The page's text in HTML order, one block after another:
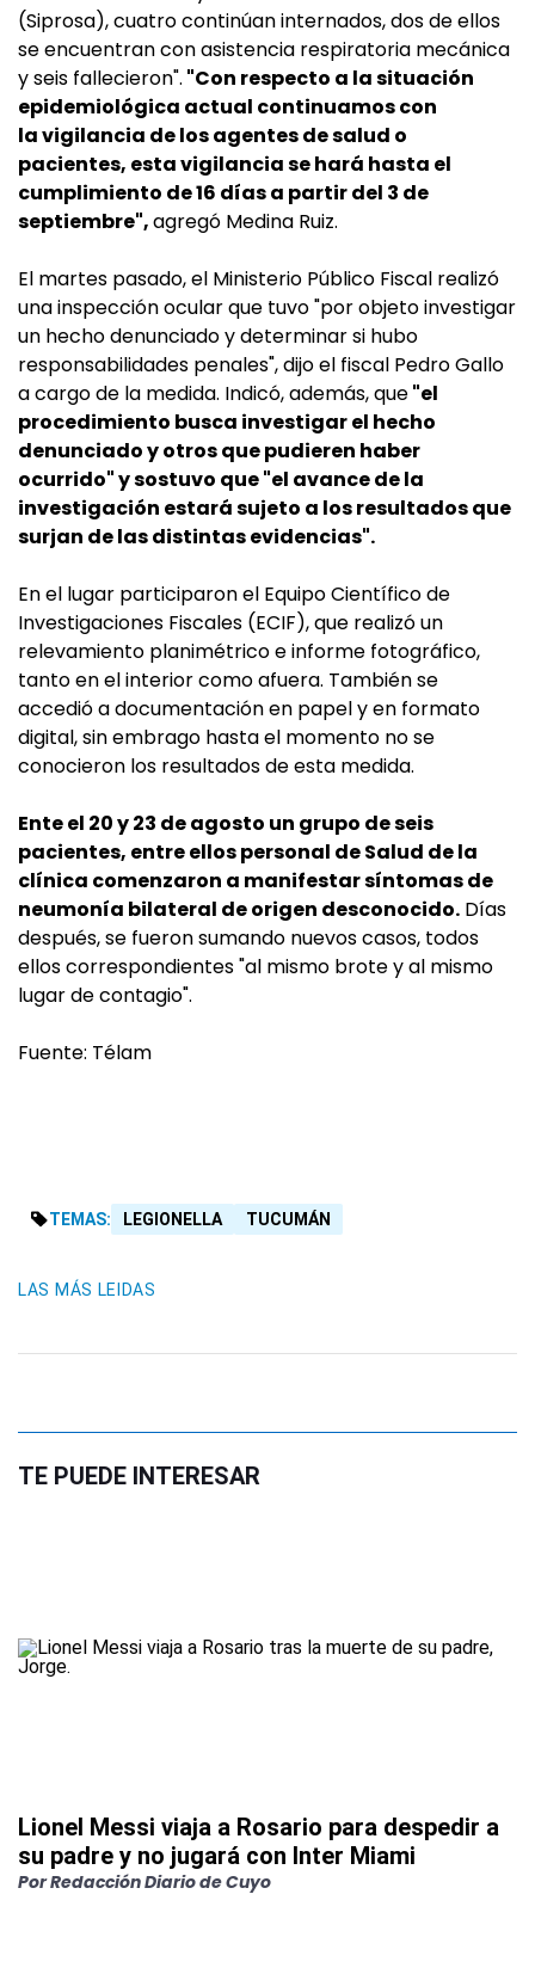
(Siprosa), cuatro continúan internados, dos de ellos
se encuentran con asistencia respiratoria mecánica
y seis fallecieron". "Con respecto a la situación
epidemiológica actual continuamos con
la vigilancia de los agentes de salud o
pacientes, esta vigilancia se hará hasta el
cumplimiento de 16 días a partir del 3 de
septiembre",agregó Medina Ruiz.
El martes pasado, el Ministerio Público Fiscal realizó
una inspección ocular que tuvo "por objeto investigar
un hecho denunciado y determinar si hubo
responsabilidades penales", dijo el fiscal Pedro Gallo
a cargo de la medida. Indicó, además, que"el
procedimiento busca investigar el hecho
denunciado y otros que pudieren haber
ocurrido" y sostuvo que "el avance de la
investigación estará sujeto a los resultados que
surjan de las distintas evidencias".
En el lugar participaron el Equipo Científico de
Investigaciones Fiscales (ECIF), que realizó un
relevamiento planimétrico e informe fotográfico,
tanto en el interior como afuera. También se
accedió a documentación en papel y en formato
digital, sin embrago hasta el momento no se
conocieron los resultados de esta medida.
Ente el 20 y 23 de agosto un grupo de seis
pacientes, entre ellos personal de Salud de la
clínica comenzaron a manifestar síntomas de
neumonía bilateral de origen desconocido. Días
después, se fueron sumando nuevos casos, todos
ellos correspondientes "al mismo brote y al mismo
lugar de contagio".
Fuente: Télam
TEMAS: LEGIONELLA TUCUMÁN
LAS MÁS LEIDAS
TE PUEDE INTERESAR
Lionel Messi viaja a Rosario para despedir a
su padre y no jugará con Inter Miami
PorRedacción Diario de Cuyo